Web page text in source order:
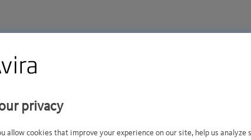
dia mais importantes – mas o que são elas e como
Bloqueio geográfico. São termos que você deve ter
introdução às VPNs ajuda a entendê-las e
privacy
allow cookies that improve your experience on our site, help us analyze